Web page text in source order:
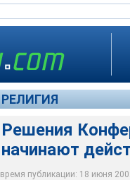
РЕЛИГИЯ
Решения
начинают
время публикации: 18 июня
кардинал Чикаго
Сен-Жиль
Грандиозный
волну возмущения
Кардинал публично
епархии, уличенных